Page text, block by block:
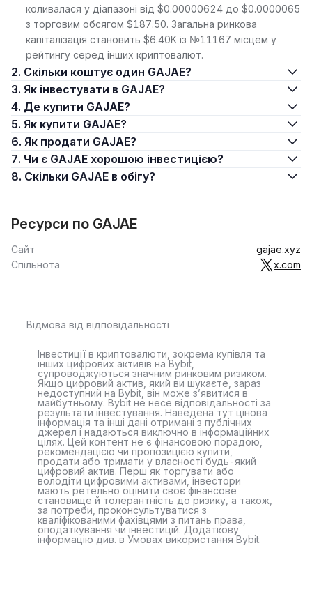
коливалася у діапазоні від $0.00000624 до $0.0000065
з торговим обсягом $187.50. Загальна ринкова
капіталізація становить $6.40K із №11167 місцем у
рейтингу серед інших криптовалют.
2. Скільки коштує один GAJAE?
3. Як інвестувати в GAJAE?
4. Де купити GAJAE?
5. Як купити GAJAE?
6. Як продати GAJAE?
7. Чи є GAJAE хорошою інвестицією?
8. Скільки GAJAE в обігу?
Ресурси по GAJAE
Сайт
gajae.xyz
Спільнота
x.com
Відмова від відповідальності
Інвестиції в криптовалюти, зокрема купівля та
інших цифрових активів на Bybit,
супроводжуються значним ринковим ризиком.
Якщо цифровий актив, який ви шукаєте, зараз
недоступний на Bybit, він може з’явитися в
майбутньому. Bybit не несе відповідальності за
результати інвестування. Наведена тут цінова
інформація та інші дані отримані з публічних
джерел і надаються виключно в інформаційних
цілях. Цей контент не є фінансовою порадою,
рекомендацією чи пропозицією купити,
продати або тримати у власності будь-який
цифровий актив. Перш як торгувати або
володіти цифровими активами, інвестори
мають ретельно оцінити своє фінансове
становище й толерантність до ризику, а також,
за потреби, проконсультуватися з
кваліфікованими фахівцями з питань права,
оподаткування чи інвестицій. Додаткову
інформацію див. в Умовах використання Bybit.